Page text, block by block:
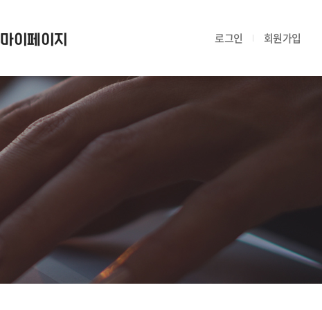
마이페이지 로그인 회원가입